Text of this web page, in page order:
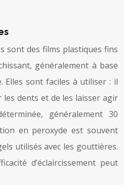
sont des films plastiques fins
généralement à base
Elles sont faciles à utiliser : il
dents et de les laisser agir
généralement 30
en peroxyde est souvent
utilisés avec les gouttières.
d’éclaircissement peut